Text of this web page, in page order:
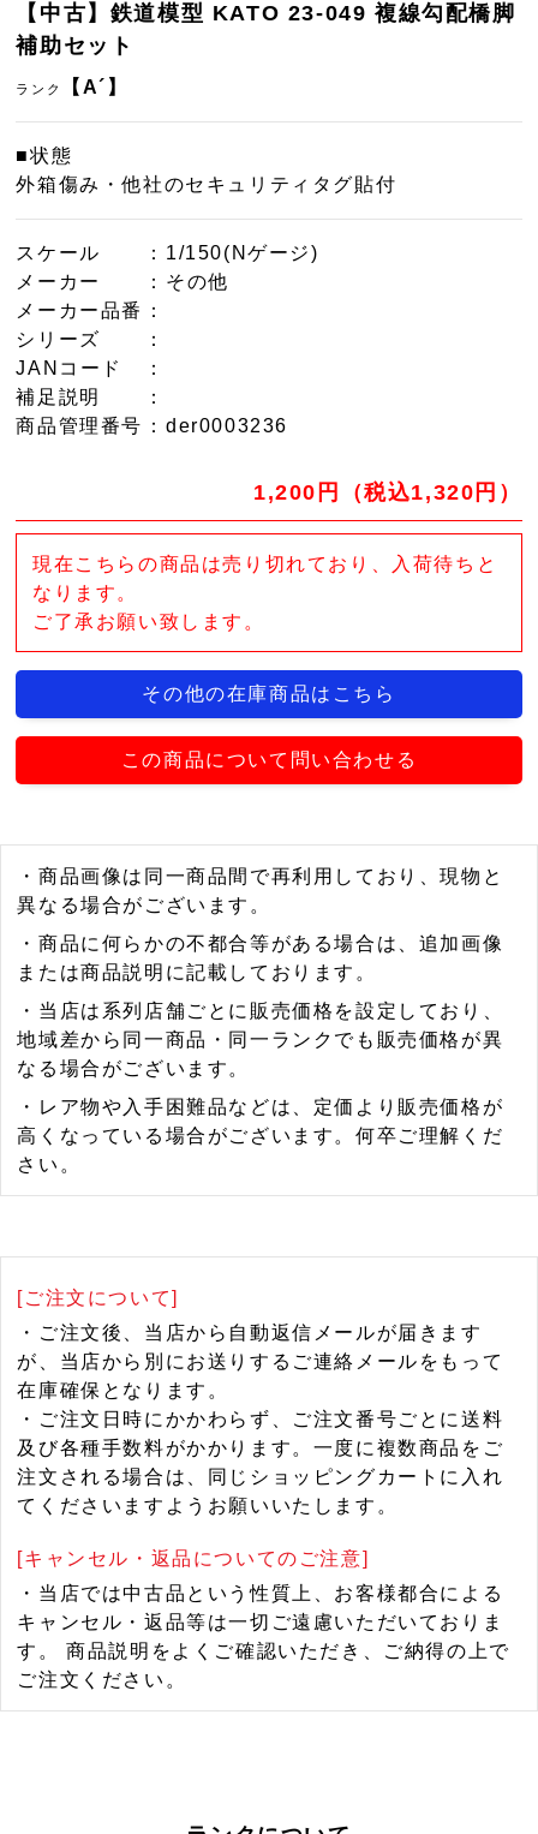
【中古】鉄道模型 KATO 23-049 複線勾配橋脚
補助セット
ランク 【A´】
■状態
外箱傷み・他社のセキュリティタグ貼付
スケール
：1/150(Nゲージ)
メーカー
：その他
メーカー品番
：
シリーズ
：
JANコード
：
補足説明
：
商品管理番号 ：der0003236
1,200円（税込1,320円）
現在こちらの商品は売り切れており、入荷待ちと
なります。
ご了承お願い致します。
その他の在庫商品はこちら
この商品について問い合わせる
・商品画像は同一商品間で再利用しており、現物と
異なる場合がございます。
・商品に何らかの不都合等がある場合は、追加画像
または商品説明に記載しております。
・当店は系列店舗ごとに販売価格を設定しており、
地域差から同一商品・同一ランクでも販売価格が異
なる場合がございます。
・レア物や入手困難品などは、定価より販売価格が
高くなっている場合がございます。何卒ご理解くだ
さい。
[ご注文について]
・ご注文後、当店から自動返信メールが届きます
が、当店から別にお送りするご連絡メールをもって
在庫確保となります。
・ご注文日時にかかわらず、ご注文番号ごとに送料
及び各種手数料がかかります。一度に複数商品をご
注文される場合は、同じショッピングカートに入れ
てくださいますようお願いいたします。
[キャンセル・返品についてのご注意]
・当店では中古品という性質上、お客様都合による
キャンセル・返品等は一切ご遠慮いただいておりま
す。 商品説明をよくご確認いただき、ご納得の上で
ご注文ください。